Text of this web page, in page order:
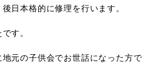
日本格的に修理を行います。
す。
元の子供会でお世話になった方で